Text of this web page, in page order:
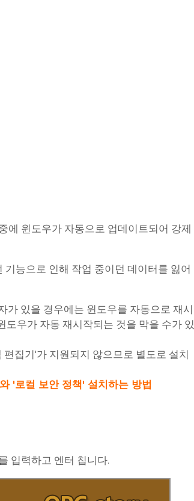
에 윈도우가 자동으로 업데이트되어 강제
능으로 인해 작업 중이던 데이터를 잃어
가 있을 경우에는 윈도우를 자동으로 재시
우가 자동 재시작되는 것을 막을 수가 있
집기'가 지원되지 않으므로 별도로 설치
'로컬 보안 정책' 설치하는 방법
입력하고 엔터 칩니다.